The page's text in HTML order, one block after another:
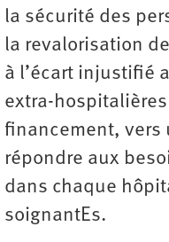
la sécurité des
la revalorisation
à l’écart injustifié
extra-
financement, vers
répondre aux
dans chaque
soignantEs.